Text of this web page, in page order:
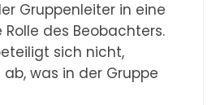
Gruppenleiter in eine
des Beobachters.
sich nicht,
was in der Gruppe